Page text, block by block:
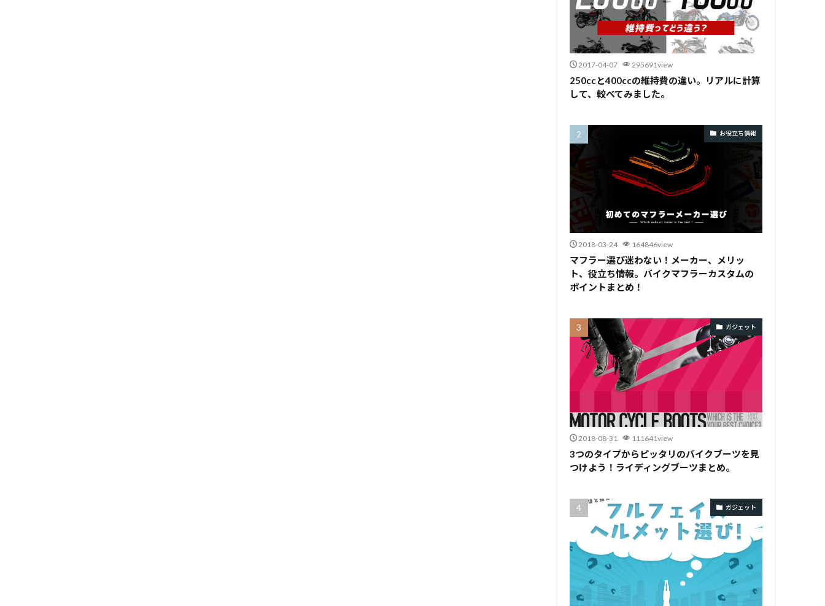
2017-04-07 295691view
250ccと400ccの維持費の違い。リアルに計算
して、較べてみました。
お役立ち情報
2018-03-24 164846view
マフラー選び迷わない！メーカー、メリッ
ト、役立ち情報。バイクマフラーカスタムの
ポイントまとめ！
ガジェット
2018-08-31 111641view
3つのタイプからピッタリのバイクブーツを見
つけよう！ライディングブーツまとめ。
ガジェット